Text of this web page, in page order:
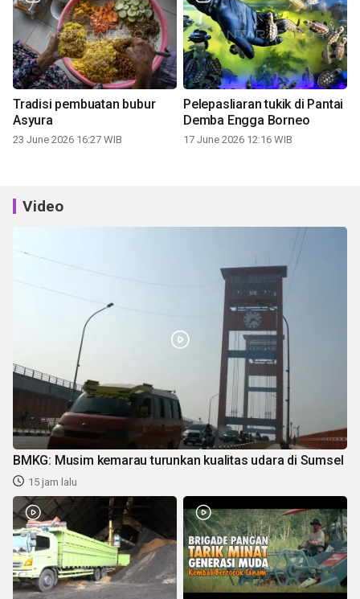
Tradisi pembuatan bubur
Asyura
23 June 2026 16:27 WIB
Pelepasliaran tukik di Pantai
Demba Engga Borneo
17 June 2026 12:16 WIB
Video
BMKG: Musim kemarau turunkan kualitas udara di Sumsel
15 jam lalu